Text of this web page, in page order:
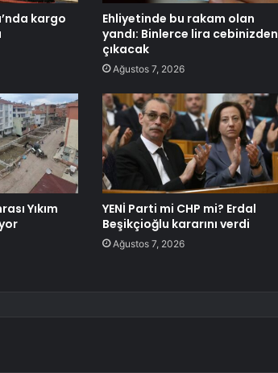
kargo
Ehliyetinde bu rakam olan
yandı: Binlerce lira cebinizden
çıkacak
Ağustos 7, 2026
Yıkım
YENİ Parti mi CHP mi? Erdal
Beşikçioğlu kararını verdi
Ağustos 7, 2026